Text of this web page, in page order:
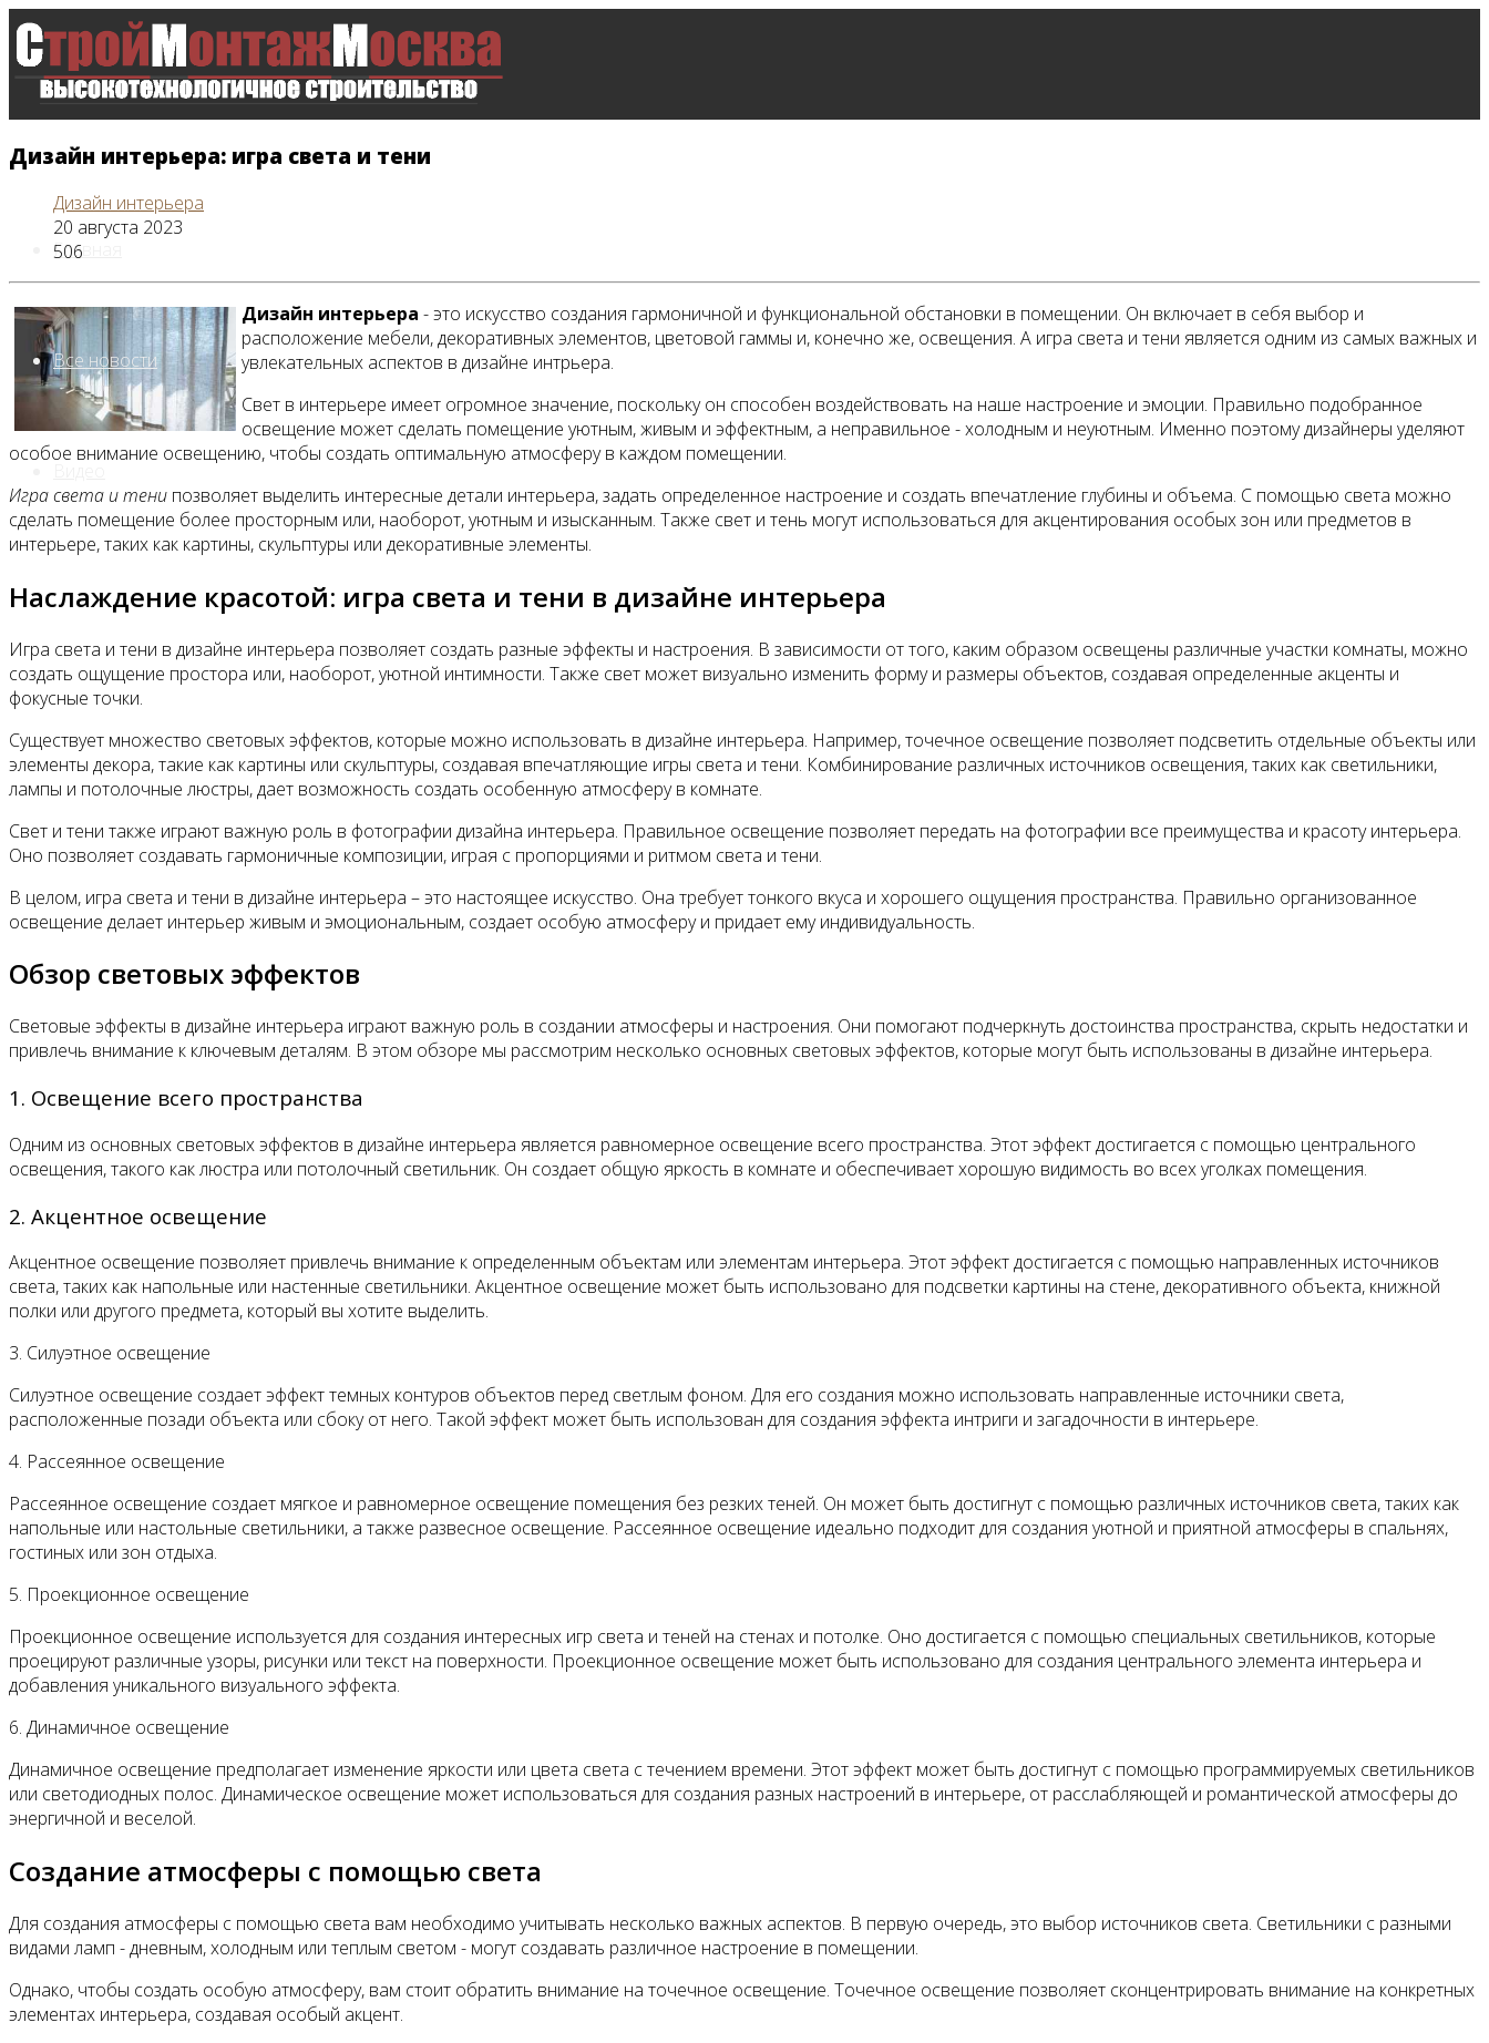
Главная
Все новости
Дизайн интерьера: игра света и тени
Дизайн интерьера
20 августа 2023
506
Дизайн интерьера - это искусство создания гармоничной и функциональной обстановки в помещении. Он включает в себя выбор и
расположение мебели, декоративных элементов, цветовой гаммы и, конечно же, освещения. А игра света и тени является одним из самых важных и
увлекательных аспектов в дизайне интрьера.
Свет в интерьере имеет огромное значение, поскольку он способен воздействовать на наше настроение и эмоции. Правильно подобранное
освещение может сделать помещение уютным, живым и эффектным, а неправильное - холодным и неуютным. Именно поэтому дизайнеры уделяют
особое внимание освещению, чтобы создать оптимальную атмосферу в каждом помещении.
Игра света и тени позволяет выделить интересные детали интерьера, задать определенное настроение и создать впечатление глубины и объема. С помощью света можно
сделать помещение более просторным или, наоборот, уютным и изысканным. Также свет и тень могут использоваться для акцентирования особых зон или предметов в
интерьере, таких как картины, скульптуры или декоративные элементы.
Наслаждение красотой: игра света и тени в дизайне интерьера
Игра света и тени в дизайне интерьера позволяет создать разные эффекты и настроения. В зависимости от того, каким образом освещены различные участки комнаты, можно
создать ощущение простора или, наоборот, уютной интимности. Также свет может визуально изменить форму и размеры объектов, создавая определенные акценты и
фокусные точки.
Существует множество световых эффектов, которые можно использовать в дизайне интерьера. Например, точечное освещение позволяет подсветить отдельные объекты или
элементы декора, такие как картины или скульптуры, создавая впечатляющие игры света и тени. Комбинирование различных источников освещения, таких как светильники,
лампы и потолочные люстры, дает возможность создать особенную атмосферу в комнате.
Свет и тени также играют важную роль в фотографии дизайна интерьера. Правильное освещение позволяет передать на фотографии все преимущества и красоту интерьера.
Оно позволяет создавать гармоничные композиции, играя с пропорциями и ритмом света и тени.
В целом, игра света и тени в дизайне интерьера – это настоящее искусство. Она требует тонкого вкуса и хорошего ощущения пространства. Правильно организованное
освещение делает интерьер живым и эмоциональным, создает особую атмосферу и придает ему индивидуальность.
Обзор световых эффектов
Световые эффекты в дизайне интерьера играют важную роль в создании атмосферы и настроения. Они помогают подчеркнуть достоинства пространства, скрыть недостатки и
привлечь внимание к ключевым деталям. В этом обзоре мы рассмотрим несколько основных световых эффектов, которые могут быть использованы в дизайне интерьера.
1. Освещение всего пространства
Одним из основных световых эффектов в дизайне интерьера является равномерное освещение всего пространства. Этот эффект достигается с помощью центрального
освещения, такого как люстра или потолочный светильник. Он создает общую яркость в комнате и обеспечивает хорошую видимость во всех уголках помещения.
2. Акцентное освещение
Акцентное освещение позволяет привлечь внимание к определенным объектам или элементам интерьера. Этот эффект достигается с помощью направленных источников
света, таких как напольные или настенные светильники. Акцентное освещение может быть использовано для подсветки картины на стене, декоративного объекта, книжной
полки или другого предмета, который вы хотите выделить.
3. Силуэтное освещение
Силуэтное освещение создает эффект темных контуров объектов перед светлым фоном. Для его создания можно использовать направленные источники света,
расположенные позади объекта или сбоку от него. Такой эффект может быть использован для создания эффекта интриги и загадочности в интерьере.
4. Рассеянное освещение
Рассеянное освещение создает мягкое и равномерное освещение помещения без резких теней. Он может быть достигнут с помощью различных источников света, таких как
напольные или настольные светильники, а также развесное освещение. Рассеянное освещение идеально подходит для создания уютной и приятной атмосферы в спальнях,
гостиных или зон отдыха.
5. Проекционное освещение
Проекционное освещение используется для создания интересных игр света и теней на стенах и потолке. Оно достигается с помощью специальных светильников, которые
проецируют различные узоры, рисунки или текст на поверхности. Проекционное освещение может быть использовано для создания центрального элемента интерьера и
добавления уникального визуального эффекта.
6. Динамичное освещение
Динамичное освещение предполагает изменение яркости или цвета света с течением времени. Этот эффект может быть достигнут с помощью программируемых светильников
или светодиодных полос. Динамическое освещение может использоваться для создания разных настроений в интерьере, от расслабляющей и романтической атмосферы до
энергичной и веселой.
Создание атмосферы с помощью света
Для создания атмосферы с помощью света вам необходимо учитывать несколько важных аспектов. В первую очередь, это выбор источников света. Светильники с разными
видами ламп - дневным, холодным или теплым светом - могут создавать различное настроение в помещении.
Однако, чтобы создать особую атмосферу, вам стоит обратить внимание на точечное освещение. Точечное освещение позволяет сконцентрировать внимание на конкретных
элементах интерьера, создавая особый акцент.